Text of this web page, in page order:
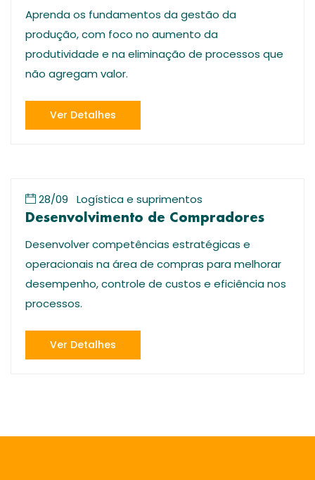
Aprenda os fundamentos da gestão da
produção, com foco no aumento da
produtividade e na eliminação de processos que
não agregam valor.
Ver Detalhes
28/09 Logística e suprimentos
Desenvolvimento de Compradores
Desenvolver competências estratégicas e
operacionais na área de compras para melhorar
desempenho, controle de custos e eficiência nos
processos.
Ver Detalhes